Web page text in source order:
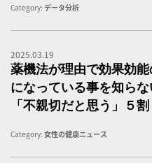
Category: データ分析
2025.03.19
薬機法が理由で効果効
になっている事を知らな
「不親切だと思う」５割
Category: 女性の健康ニュース